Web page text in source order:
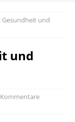
Gesundheit und
und
Kommentare